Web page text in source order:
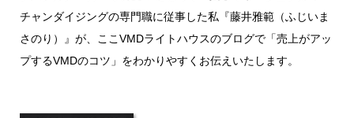
チャンダイジングの専門職に従事した私『藤井雅範（ふじいま
さのり）』が、ここVMDライトハウスのブログで「売上がアッ
プするVMDのコツ」をわかりやすくお伝えいたします。